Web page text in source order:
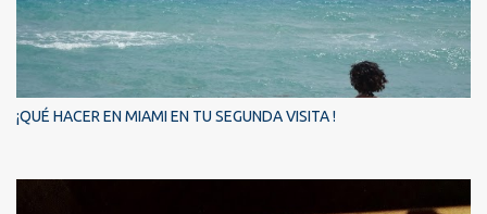
e
n
t
i
o
¡QUÉ HACER EN MIAMI EN TU SEGUNDA VISITA !